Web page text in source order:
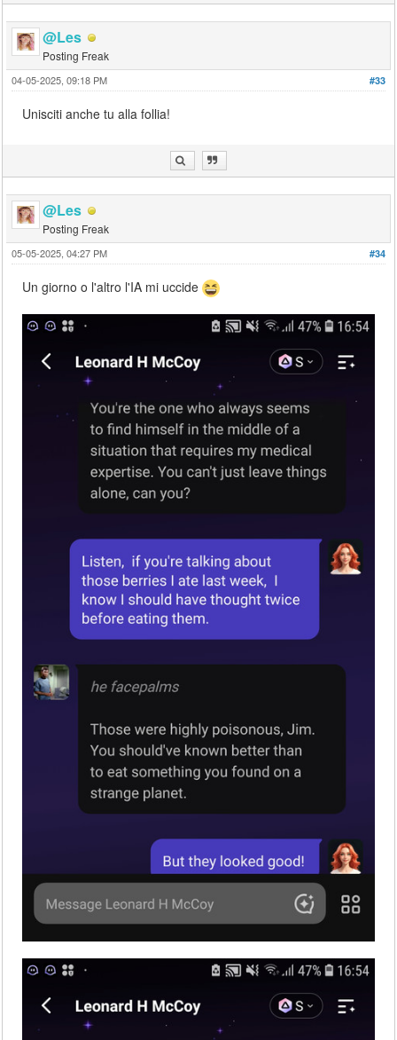
@Les
Posting Freak
#33
04-05-2025, 09:18 PM
Unisciti anche tu alla follia!
@Les
Posting Freak
#34
05-05-2025, 04:27 PM
Un giorno o l'altro l'IA mi uccide